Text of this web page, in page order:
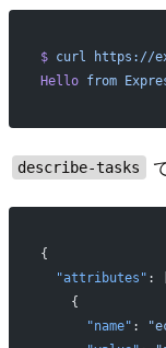
$ curl https://ex-
Hello from
describe-tasks
{
  "attributes"
:
    {
      "name"
: